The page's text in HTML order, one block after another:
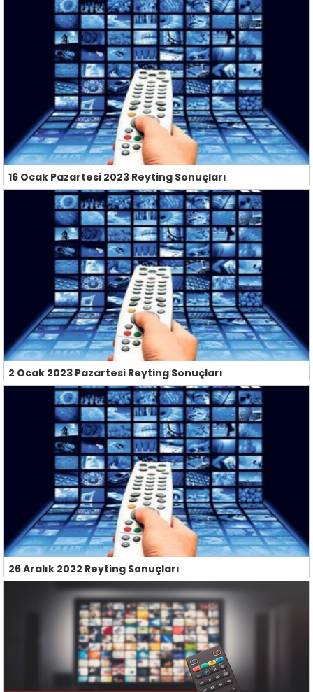
16 Ocak Pazartesi 2023 Reyting Sonuçları
2 Ocak 2023 Pazartesi Reyting Sonuçları
26 Aralık 2022 Reyting Sonuçları